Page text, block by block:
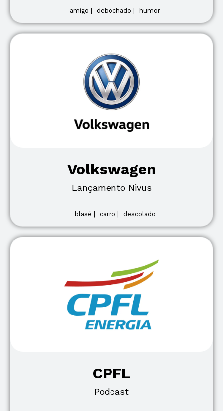
amigo | debochado | humor
Volkswagen
Lançamento Nivus
blasé | carro | descolado
CPFL
Podcast